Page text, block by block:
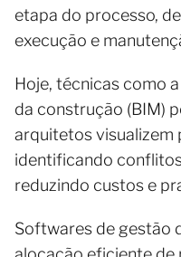
etapa do processo,
execução e
Hoje, técnicas como
da construção (BIM)
arquitetos visualizem
identificando
reduzindo custos e
Softwares de gestão